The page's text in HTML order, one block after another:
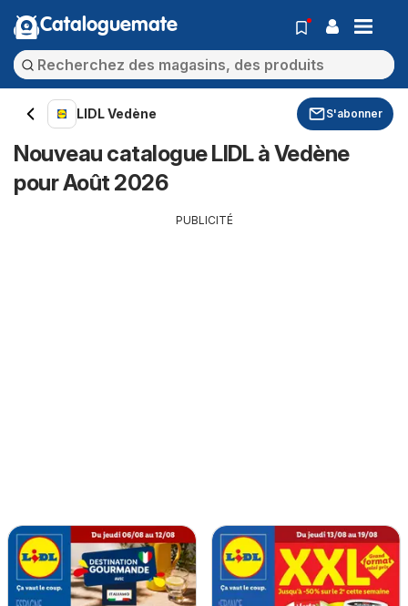
Cataloguemate
LIDL Vedène S'abonner
Nouveau catalogue LIDL à Vedène
pour Août 2026
PUBLICITÉ